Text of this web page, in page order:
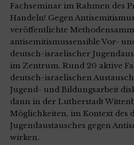
Fachseminar im Rahmen des
Handeln! Gegen
veröffentlichte
antisemitismussensible Vor-
deutsch-israelischer
im Zentrum. Rund 20 aktive
deutsch-israelischen
Jugend- und Bildungsarbeit
dann in der Lutherstadt
Möglichkeiten, im Kontext des
Jugendaustausches gegen
wirken.